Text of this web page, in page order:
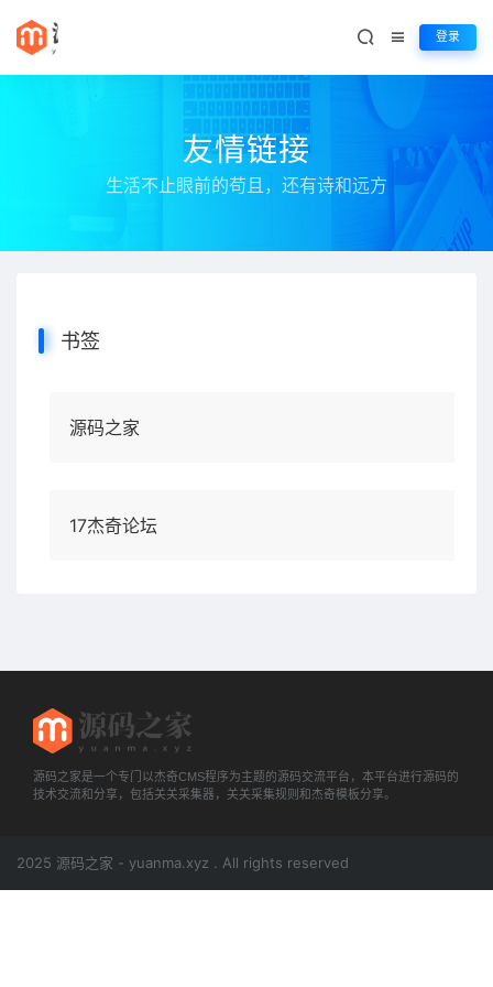
登录
友情链接
生活不止眼前的苟且，还有诗和远方
书签
源码之家
17杰奇论坛
源码之家是一个专门以杰奇CMS程序为主题的源码交流平台，本平台进行源码的
技术交流和分享，包括关关采集器，关关采集规则和杰奇模板分享。
2025 源码之家 - yuanma.xyz . All rights reserved